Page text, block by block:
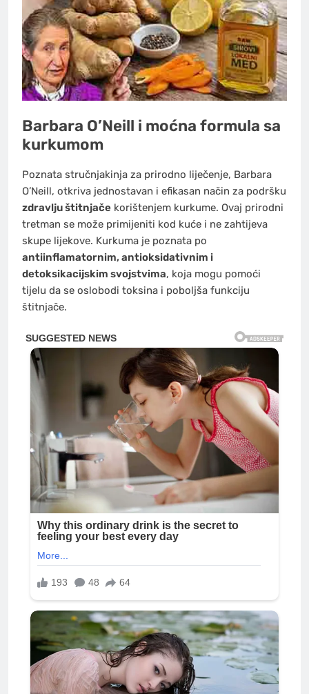
Barbara O’Neill i moćna formula sa
kurkumom
Poznata stručnjakinja za prirodno liječenje, Barbara
O’Neill, otkriva jednostavan i efikasan način za podršku
zdravlju štitnjače korištenjem kurkume. Ovaj prirodni
tretman se može primijeniti kod kuće i ne zahtijeva
skupe lijekove. Kurkuma je poznata po
antiinflamatornim, antioksidativnim i
detoksikacijskim svojstvima, koja mogu pomoći
tijelu da se oslobodi toksina i poboljša funkciju
štitnjače.